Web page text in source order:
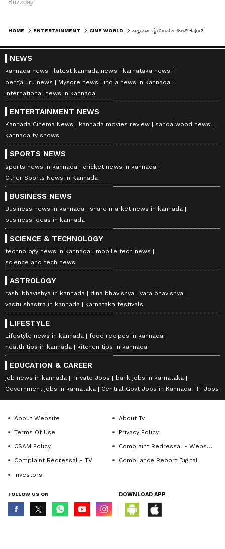
HOME ENTERTAINMENT CINE WORLD
NEWS
kannada news latest kannada news
karnataka news
bengaluru news
Mysore news
india news in kannada
international news in kannada
ENTERTAINMENT NEWS
Kannada Cinema News kannada movies review
sandalwood news
kannada tv shows
SPORTS NEWS
sports news in kannada
cricket news in kannada
Other Sports News in Kannada
BUSINESS NEWS
Business news in kannada
share market news in kannada
business ideas in kannada
SCIENCE & TECHNOLOGY
technology news in kannada
mobile tech news
science and tech news
ASTROLOGY
rashi bhavishya in kannada dina bhavishya
vara bhavishya
vastu shastra in kannada
karnataka festivals
LIFESTYLE
Lifestyle news in kannada
food recipes in kannada
health tips in kannada
kitchen tips in kannada
EDUCATION & CAREER
job news in kannada Private Jobs
bank jobs in karnataka
Government jobs in karnataka
Central Govt Jobs in Kannada IT Jobs
About Website
About Tv
Terms Of Use
Privacy Policy
CSAM Policy
Complaint Redressal - Website
Complaint Redressal - TV
Compliance Report Digital
Investors
FOLLOW US ON DOWNLOAD APP